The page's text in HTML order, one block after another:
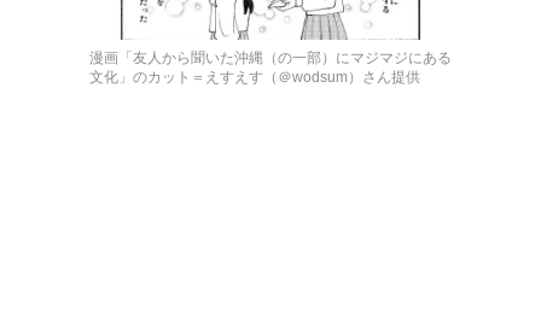
漫画「友人から聞いた沖縄（の一部）にマジマジにある
文化」のカット＝えすえす（＠wodsum）さん提供